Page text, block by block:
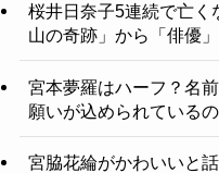
桜井日奈子5連続で亡く
山の奇跡」から「俳優」
宮本夢羅はハーフ？名
願いが込められているの
宮脇花綸がかわいいと